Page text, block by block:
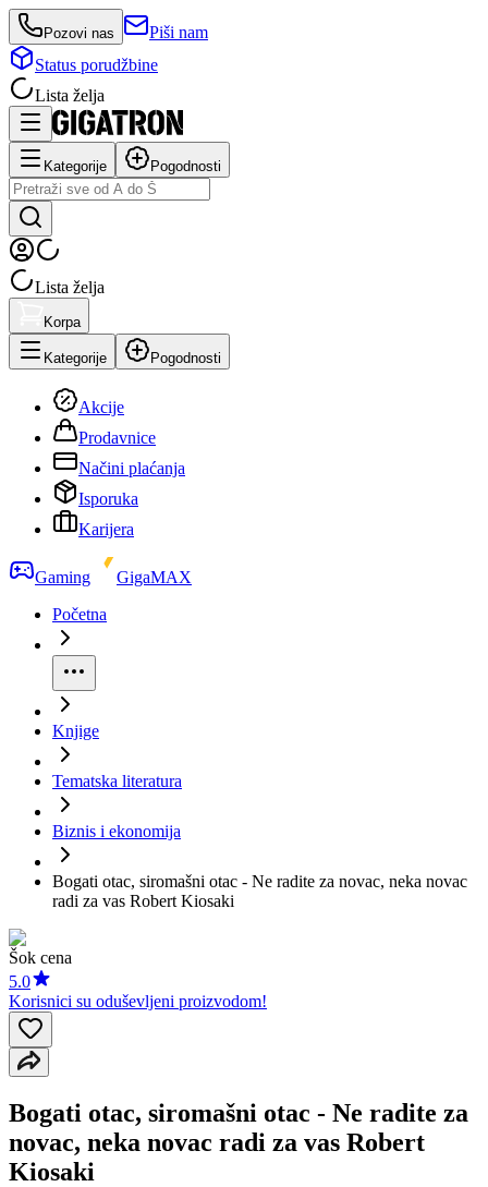
Pozovi nas
Piši nam
Status porudžbine
Lista želja
Kategorije Pogodnosti
Lista želja
Korpa
Kategorije Pogodnosti
Akcije
Prodavnice
Načini plaćanja
Isporuka
Karijera
Gaming
GigaMAX
Početna
Knjige
Tematska literatura
Biznis i ekonomija
Bogati otac, siromašni otac - Ne radite za novac, neka novac
radi za vas Robert Kiosaki
Šok cena
5.0
Korisnici su oduševljeni proizvodom!
Bogati otac, siromašni otac - Ne radite za
novac, neka novac radi za vas Robert
Kiosaki